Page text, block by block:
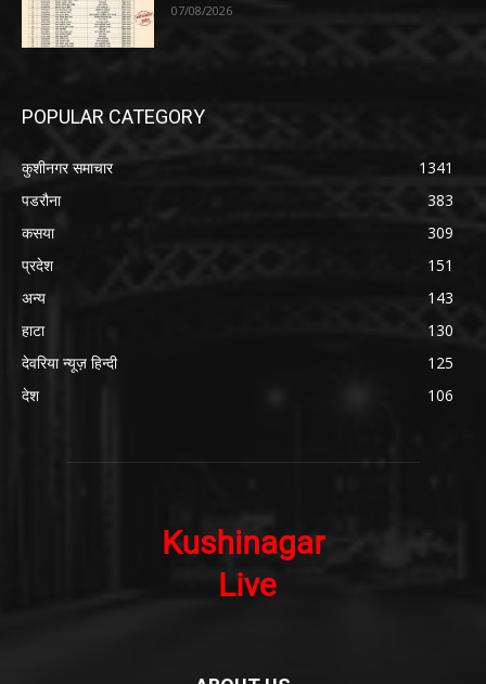
07/08/2026
POPULAR CATEGORY
कुशीनगर समाचार
1341
पडरौना
383
कसया
309
प्रदेश
151
अन्य
143
हाटा
130
देवरिया न्यूज़ हिन्दी
125
देश
106